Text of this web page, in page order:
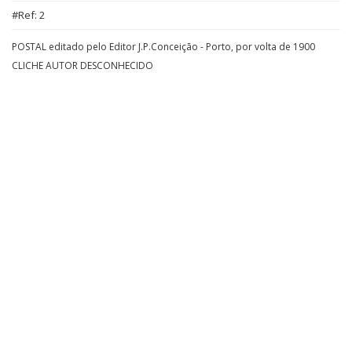
#Ref: 2
POSTAL editado pelo Editor J.P.Conceição - Porto, por volta de 1900
CLICHE AUTOR DESCONHECIDO